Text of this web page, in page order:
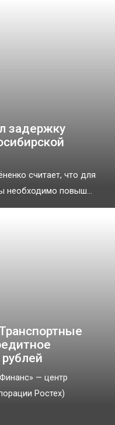
задержку
считает, что для
необходимо повыш...
— центр
Ростех)